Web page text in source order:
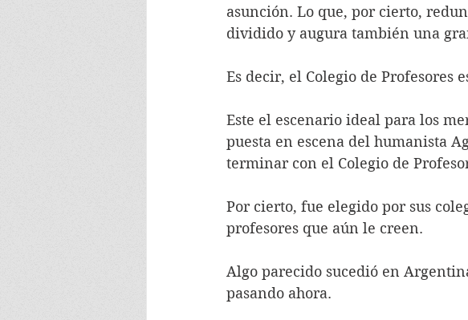
asunción. Lo que, por cierto,
dividido y augura también una
Es decir, el Colegio de Profesores
Este el escenario ideal para los
puesta en escena del humanista
terminar con el Colegio de
Por cierto, fue elegido por sus
profesores que aún le creen.
Algo parecido sucedió en
pasando ahora.